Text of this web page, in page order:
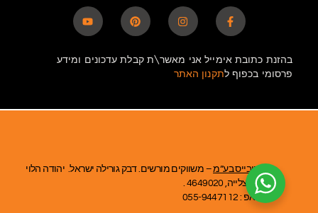
בהזנת כתובת אימייל אני מאשר\ת קבלת עדכונים ומידע
פרסומי בכפוף לתקנון האתר
אומניבייס בע”מ– משווקים מורשים. דבק גורילה ישראל. יהודה הלוי
39, הרצלייה, 4649020 .
ווטסאפ : 055-9447112